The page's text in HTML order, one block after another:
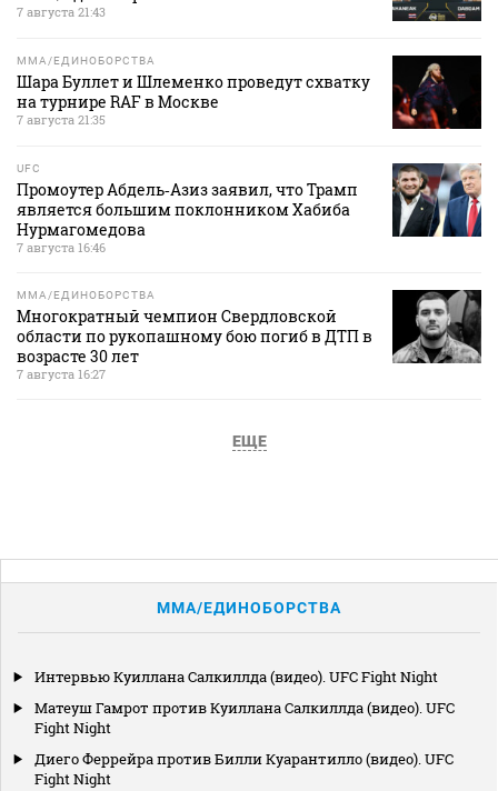
7 августа 21:43
MMA/ЕДИНОБОРСТВА
Шара Буллет и Шлеменко проведут схватку
на турнире RAF в Москве
7 августа 21:35
UFC
Промоутер Абдель‑Азиз заявил, что Трамп
является большим поклонником Хабиба
Нурмагомедова
7 августа 16:46
MMA/ЕДИНОБОРСТВА
Многократный чемпион Свердловской
области по рукопашному бою погиб в ДТП в
возрасте 30 лет
7 августа 16:27
ЕЩЕ
MMA/ЕДИНОБОРСТВА
Интервью Куиллана Салкиллда (видео). UFC Fight Night
Матеуш Гамрот против Куиллана Салкиллда (видео). UFC
Fight Night
Диего Феррейра против Билли Куарантилло (видео). UFC
Fight Night